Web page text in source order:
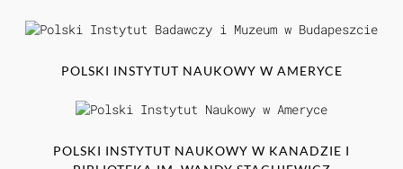
POLSKI INSTYTUT NAUKOWY W AMERYCE
POLSKI INSTYTUT NAUKOWY W KANADZIE I